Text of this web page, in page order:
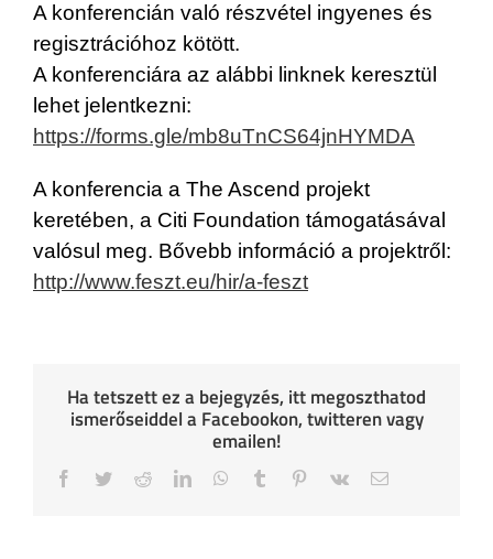
A konferencián való részvétel ingyenes és
regisztrációhoz kötött.
A konferenciára az alábbi linknek keresztül
lehet jelentkezni:
https://forms.gle/mb8uTnCS64jnHYMDA
A konferencia a The Ascend projekt
keretében, a Citi Foundation támogatásával
valósul meg. Bővebb információ a projektről:
http://www.feszt.eu/hir/a-feszt
Ha tetszett ez a bejegyzés, itt megoszthatod
ismerőseiddel a Facebookon, twitteren vagy
emailen!
Facebook
TwitterRedditLinkedInWhatsApp
Tumblr Pinterest
Vk Email